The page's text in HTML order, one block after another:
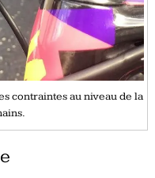
contraintes au niveau de la